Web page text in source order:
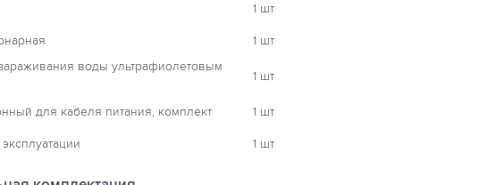
1 шт
1 шт
воды ультрафиолетовым
1 шт
для кабеля питания, комплект 1 шт
1 шт